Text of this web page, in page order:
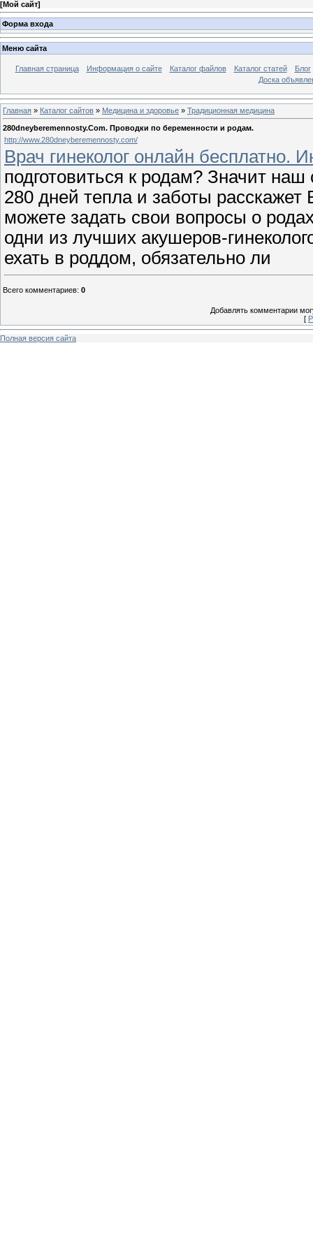
[Мой сайт]
Форма входа
Меню сайта
Главная страница Информация о сайте Каталог файлов Каталог статей
Блог
Доска
Главная » Каталог сайтов » Медицина и здоровье » Традиционная медицина
280dneyberemennosty.Com. Проводки по беременности и родам.
http://www.280dneyberemennosty.com/
Врач гинеколог онлайн бесплатно.
подготовиться к родам? Значит
280 дней тепла и заботы
можете задать свои вопросы о
одни из лучших акушеров-
ехать в роддом, обязательно ли
Всего комментариев: 0
Добавлять комментарии
[
Полная версия сайта